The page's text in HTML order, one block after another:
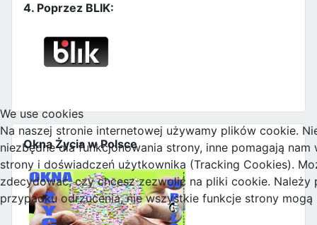
4. Poprzez BLIK:
Okna Życia w Polsce
We use cookies
Na naszej stronie internetowej używamy plików cookie.
niezbędne dla funkcjonowania strony, inne pomagają nam
strony i doświadczeń użytkownika (Tracking Cookies).
zdecydować, czy chcesz zezwolić na pliki cookie. Należy
przypadku odrzucenia, nie wszystkie funkcje strony